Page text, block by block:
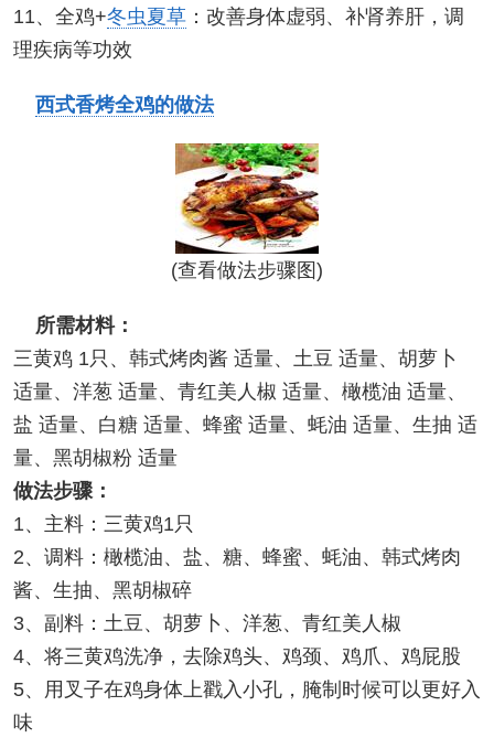
11、全鸡+冬虫夏草 ：改善身体虚弱、补肾养肝，调
理疾病等功效
西式香烤全鸡的做法
(查看做法步骤图)
所需材料：
三黄鸡 1只、韩式烤肉酱 适量、土豆 适量、胡萝卜
适量、洋葱 适量、青红美人椒 适量、橄榄油 适量、
盐 适量、白糖 适量、蜂蜜 适量、蚝油 适量、生抽 适
量、黑胡椒粉 适量
做法步骤：
1、主料：三黄鸡1只
2、调料：橄榄油、盐、糖、蜂蜜、蚝油、韩式烤肉
酱、生抽、黑胡椒碎
3、副料：土豆、胡萝卜、洋葱、青红美人椒
4、将三黄鸡洗净，去除鸡头、鸡颈、鸡爪、鸡屁股
5、用叉子在鸡身体上戳入小孔，腌制时候可以更好入
味